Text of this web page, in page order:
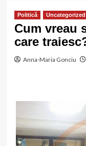
Politică Uncategorized
Cum vreau
care
Anna-Maria Gonciu